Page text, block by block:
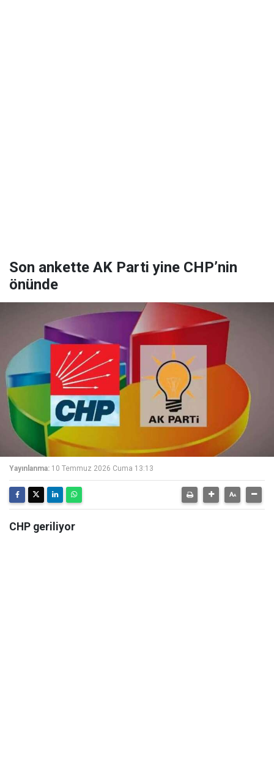
Son ankette AK Parti yine CHP’nin
önünde
Yayınlanma: 10 Temmuz 2026 Cuma 13:13
CHP geriliyor